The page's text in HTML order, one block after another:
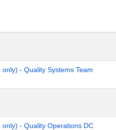
- Quality Systems Team
- Quality Operations DC